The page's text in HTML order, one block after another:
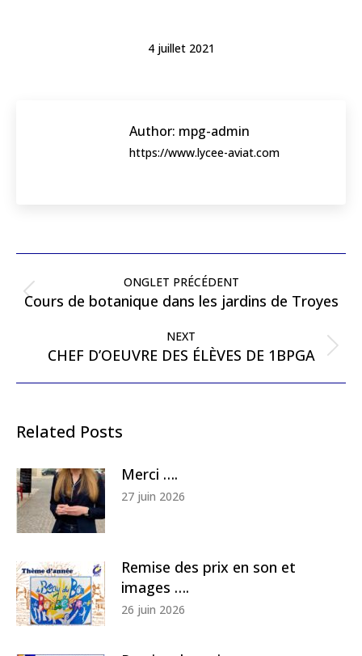
4 juillet 2021
Author: mpg-admin
https://www.lycee-aviat.com
Post
navigation ONGLET PRÉCÉDENT
Previous
Cours de botanique dans les jardins de Troyes
NEXT
Next
CHEF D’OEUVRE DES ÉLÈVES DE 1BPGA
Related Posts
Merci ….
27 juin 2026
Remise des prix en son et
images ….
26 juin 2026